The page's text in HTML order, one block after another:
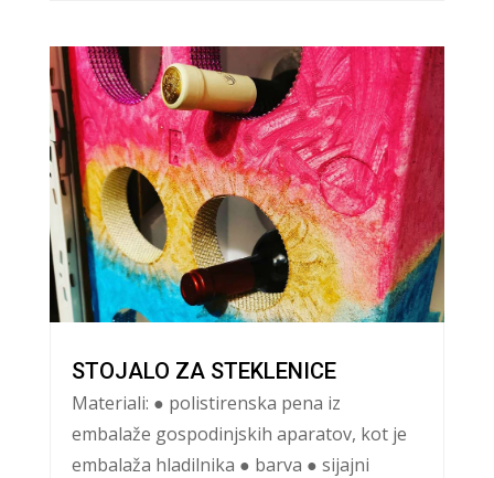
STOJALO ZA STEKLENICE
Materiali: ● polistirenska pena iz
embalaže gospodinjskih aparatov, kot je
embalaža hladilnika ● barva ● sijajni